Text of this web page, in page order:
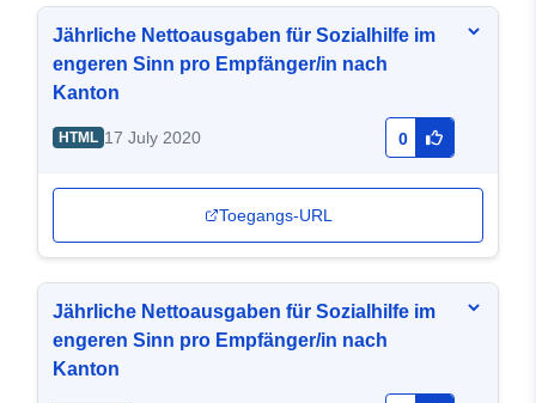
Jährliche Nettoausgaben für Sozialhilfe im
engeren Sinn pro Empfänger/in nach
Kanton
HTML 17 July 2020 0
Toegangs-URL
Jährliche Nettoausgaben für Sozialhilfe im
engeren Sinn pro Empfänger/in nach
Kanton